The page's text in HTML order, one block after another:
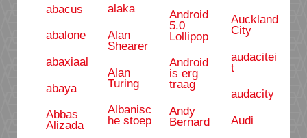
abacus
abalone
abaxiaal
abaya
Abbas
Alizada
alaka
Alan
Shearer
Alan
Turing
Albanisc
he stoep
Android
5.0
Lollipop
Android
is erg
traag
Andy
Bernard
Auckland
City
audacitei
t
audacity
Audi